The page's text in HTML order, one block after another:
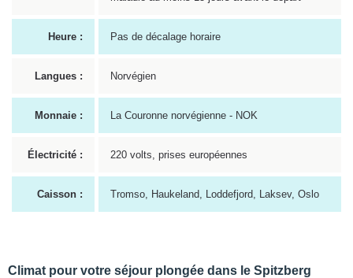
Heure : Pas de décalage horaire
Langues : Norvégien
Monnaie : La Couronne norvégienne - NOK
Électricité : 220 volts, prises européennes
Caisson : Tromso, Haukeland, Loddefjord, Laksev, Oslo
Climat pour votre séjour plongée dans le Spitzberg